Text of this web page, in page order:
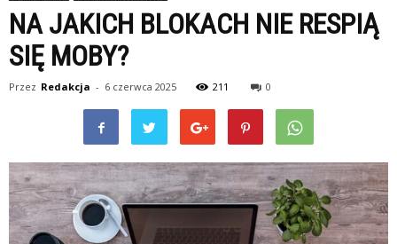
NA JAKICH BLOKACH NIE RESPIĄ
SIĘ MOBY?
Przez Redakcja - 6 czerwca 2025 211 0